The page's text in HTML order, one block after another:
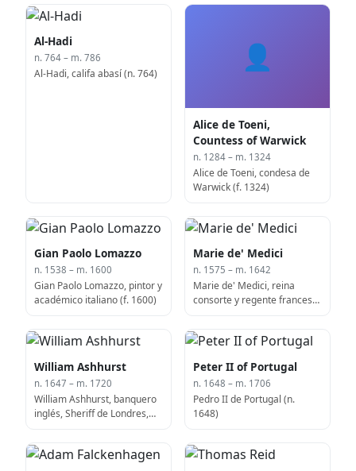
Al-Hadi
n. 764 – m. 786
Al-Hadi, califa abasí (n. 764)
👤
Alice de Toeni,
Countess of Warwick
n. 1284 – m. 1324
Alice de Toeni, condesa de
Warwick (f. 1324)
Gian Paolo Lomazzo
n. 1538 – m. 1600
Gian Paolo Lomazzo, pintor y
académico italiano (f. 1600)
Marie de' Medici
n. 1575 – m. 1642
Marie de' Medici, reina
consorte y regente francesa
William Ashhurst
n. 1647 – m. 1720
William Ashhurst, banquero
inglés, Sheriff de Londres,
(f. 1720)
Peter II of Portugal
n. 1648 – m. 1706
Pedro II de Portugal (n.
1648)